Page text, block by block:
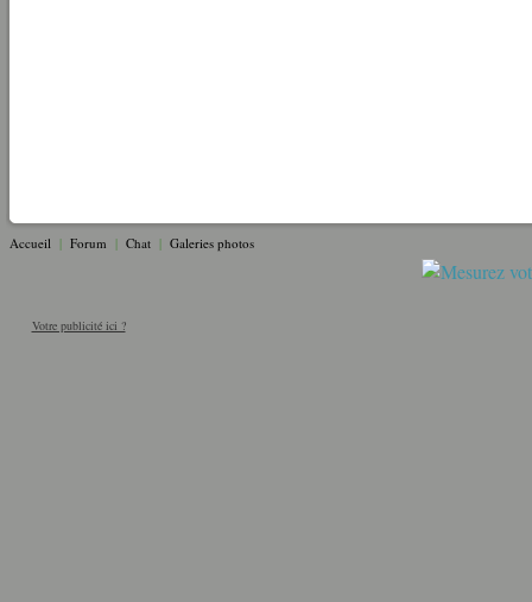
Accueil | Forum | Chat | Galeries photos
Votre publicité ici ?